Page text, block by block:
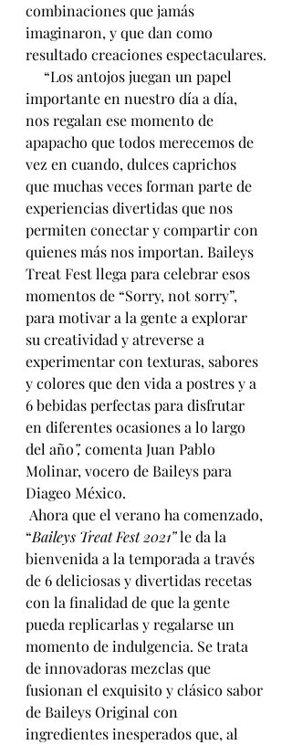
combinaciones que jamás
imaginaron, y que dan como
resultado creaciones espectaculares.
“Los antojos juegan un papel
importante en nuestro día a día,
nos regalan ese momento de
apapacho que todos merecemos de
vez en cuando, dulces caprichos
que muchas veces forman parte de
experiencias divertidas que nos
permiten conectar y compartir con
quienes más nos importan. Baileys
Treat Fest llega para celebrar esos
momentos de “Sorry, not sorry”,
para motivar a la gente a explorar
su creatividad y atreverse a
experimentar con texturas, sabores
y colores que den vida a postres y a
6 bebidas perfectas para disfrutar
en diferentes ocasiones a lo largo
del año”, comenta Juan Pablo
Molinar, vocero de Baileys para
Diageo México.
Ahora que el verano ha comenzado,
“Baileys Treat Fest 2021” le da la
bienvenida a la temporada a través
de 6 deliciosas y divertidas recetas
con la finalidad de que la gente
pueda replicarlas y regalarse un
momento de indulgencia. Se trata
de innovadoras mezclas que
fusionan el exquisito y clásico sabor
de Baileys Original con
ingredientes inesperados que, al